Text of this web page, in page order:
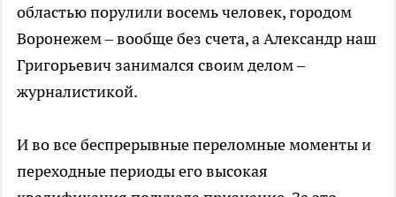
областью порулили восемь человек, городом
Воронежем – вообще без счета, а Александр наш
Григорьевич занимался своим делом –
журналистикой.
И во все беспрерывные переломные моменты и
переходные периоды его высокая